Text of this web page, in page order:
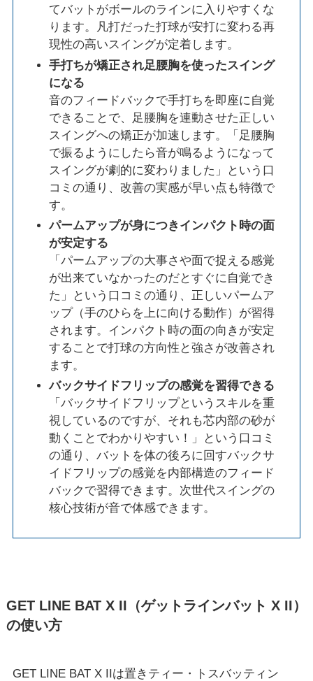
てバットがボールのラインに入りやすくな
ります。凡打だった打球が安打に変わる再
現性の高いスイングが定着します。
手打ちが矯正され足腰胸を使ったスイング
になる
音のフィードバックで手打ちを即座に自覚
できることで、足腰胸を連動させた正しい
スイングへの矯正が加速します。「足腰胸
で振るようにしたら音が鳴るようになって
スイングが劇的に変わりました」という口
コミの通り、改善の実感が早い点も特徴で
す。
パームアップが身につきインパクト時の面
が安定する
「パームアップの大事さや面で捉える感覚
が出来ていなかったのだとすぐに自覚でき
た」という口コミの通り、正しいパームア
ップ（手のひらを上に向ける動作）が習得
されます。インパクト時の面の向きが安定
することで打球の方向性と強さが改善され
ます。
バックサイドフリップの感覚を習得できる
「バックサイドフリップというスキルを重
視しているのですが、それも芯内部の砂が
動くことでわかりやすい！」という口コミ
の通り、バットを体の後ろに回すバックサ
イドフリップの感覚を内部構造のフィード
バックで習得できます。次世代スイングの
核心技術が音で体感できます。
GET LINE BAT X II（ゲットラインバット X II）
の使い方
GET LINE BAT X IIは置きティー・トスバッティン